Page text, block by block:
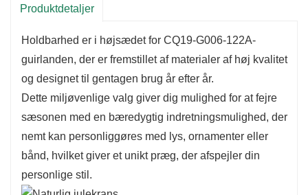
om friske stedsegrønne træer, hvilket skaber en
Denne guirlande er både alsidig og
charmerende, ideel til at drapere over mantel,
pryde døråbninger eller vikle rundt om
gelænder.
CQ19-G006-122A er fremstillet med omhyggelig
sans for detaljer og fremviser naturtro blade, der
skaber et fyldigt og rigt udseende.
Dens livlige grønne toner komplementerer
Produktdetaljer
Holdbarhed er i højsædet for CQ19-G006-122A-
guirlanden, der er fremstillet af materialer af høj kvalitet
og designet til gentagen brug år efter år.
Dette miljøvenlige valg giver dig mulighed for at fejre
sæsonen med en bæredygtig indretningsmulighed, der
nemt kan personliggøres med lys, ornamenter eller
bånd, hvilket giver et unikt præg, der afspejler din
personlige stil.